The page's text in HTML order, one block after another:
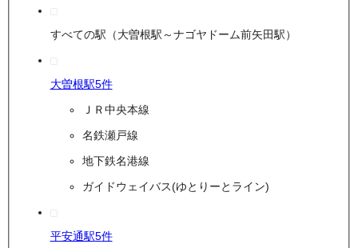
すべての駅（大曽根駅～ナゴヤドーム前矢田駅）
大曽根駅5件
ＪＲ中央本線
名鉄瀬戸線
地下鉄名港線
ガイドウェイバス(ゆとりーとライン)
平安通駅5件